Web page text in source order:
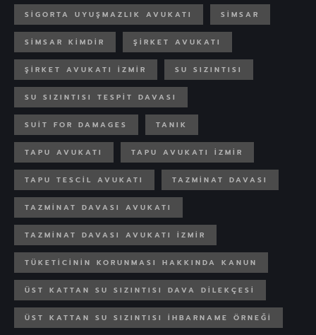
SIGORTA UYUŞMAZLIK AVUKATI SIMSAR
SIMSAR KIMDIR ŞIRKET AVUKATI
ŞIRKET AVUKATI IZMIR SU SIZINTISI
SU SIZINTISI TESPIT DAVASI
SUIT FOR DAMAGES TANIK
TAPU AVUKATI TAPU AVUKATI IZMIR
TAPU TESCIL AVUKATI TAZMINAT DAVASI
TAZMINAT DAVASI AVUKATI
TAZMINAT DAVASI AVUKATI IZMIR
TÜKETICININ KORUNMASI HAKKINDA KANUN
ÜST KATTAN SU SIZINTISI DAVA DILEKÇESI
ÜST KATTAN SU SIZINTISI IHBARNAME ÖRNEĞI